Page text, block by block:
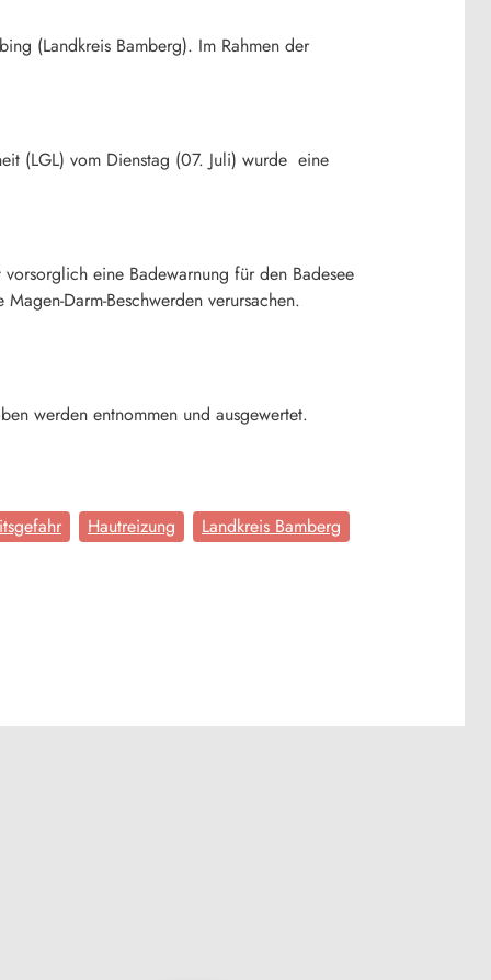
(Landkreis Bamberg). Im Rahmen der
(LGL) vom Dienstag (07. Juli) wurde eine
eine Badewarnung für den Badesee
Darm-Beschwerden verursachen.
werden entnommen und ausgewertet.
Hautreizung
Landkreis Bamberg